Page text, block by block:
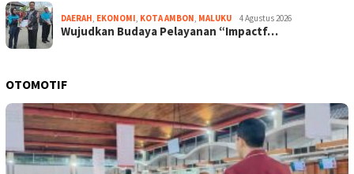
DAERAH EKONOMI KOTA AMBON MALUKU 4 Agustus 2026
Wujudkan Budaya Pelayanan “Impactf…
OTOMOTIF